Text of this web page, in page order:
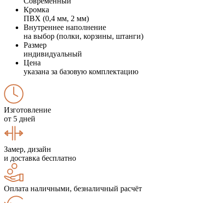
Кромка
ПВХ (0,4 мм, 2 мм)
Внутреннее наполнение
на выбор (полки, корзины, штанги)
Размер
индивидуальный
Цена
указана за базовую комплектацию
Изготовление
от 5 дней
Замер, дизайн
и доставка бесплатно
Оплата наличными, безналичный расчёт